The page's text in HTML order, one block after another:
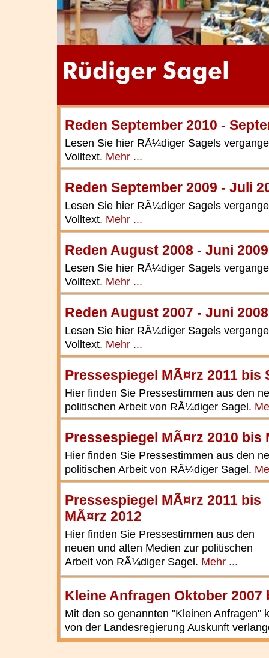
Reden September 2010 -
Lesen Sie hier RÃ¼diger Sagels
Volltext. Mehr ...
Reden September 2009 - Juli
Lesen Sie hier RÃ¼diger Sagels
Volltext. Mehr ...
Reden August 2008 - Juni 2009
Lesen Sie hier RÃ¼diger Sagels
Volltext. Mehr ...
Reden August 2007 - Juni 2008
Lesen Sie hier RÃ¼diger Sagels
Volltext. Mehr ...
Pressespiegel MÃ¤rz 2011 bis
Hier finden Sie Pressestimmen aus den
politischen Arbeit von RÃ¼diger Sagel.
Pressespiegel MÃ¤rz 2010 bis
Hier finden Sie Pressestimmen aus den
politischen Arbeit von RÃ¼diger Sagel.
Pressespiegel MÃ¤rz 2011 bis
MÃ¤rz 2012
Hier finden Sie Pressestimmen aus den
neuen und alten Medien zur politischen
Arbeit von RÃ¼diger Sagel. Mehr ...
Kleine Anfragen Oktober 2007
Mit den so genannten "Kleinen Anfragen"
von der Landesregierung Auskunft